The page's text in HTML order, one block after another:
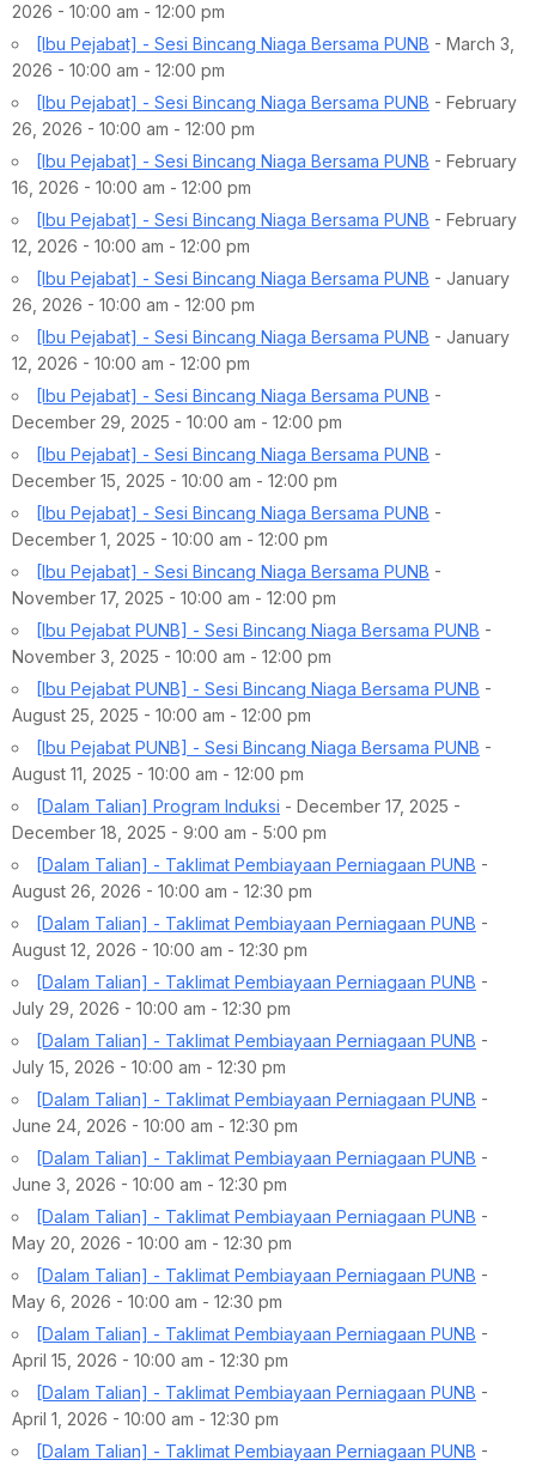
2026 - 10:00 am - 12:00 pm
[Ibu Pejabat] - Sesi Bincang Niaga Bersama PUNB - March 3,
2026 - 10:00 am - 12:00 pm
[Ibu Pejabat] - Sesi Bincang Niaga Bersama PUNB - February
26, 2026 - 10:00 am - 12:00 pm
[Ibu Pejabat] - Sesi Bincang Niaga Bersama PUNB - February
16, 2026 - 10:00 am - 12:00 pm
[Ibu Pejabat] - Sesi Bincang Niaga Bersama PUNB - February
12, 2026 - 10:00 am - 12:00 pm
[Ibu Pejabat] - Sesi Bincang Niaga Bersama PUNB - January
26, 2026 - 10:00 am - 12:00 pm
[Ibu Pejabat] - Sesi Bincang Niaga Bersama PUNB - January
12, 2026 - 10:00 am - 12:00 pm
[Ibu Pejabat] - Sesi Bincang Niaga Bersama PUNB -
December 29, 2025 - 10:00 am - 12:00 pm
[Ibu Pejabat] - Sesi Bincang Niaga Bersama PUNB -
December 15, 2025 - 10:00 am - 12:00 pm
[Ibu Pejabat] - Sesi Bincang Niaga Bersama PUNB -
December 1, 2025 - 10:00 am - 12:00 pm
[Ibu Pejabat] - Sesi Bincang Niaga Bersama PUNB -
November 17, 2025 - 10:00 am - 12:00 pm
[Ibu Pejabat PUNB] - Sesi Bincang Niaga Bersama PUNB -
November 3, 2025 - 10:00 am - 12:00 pm
[Ibu Pejabat PUNB] - Sesi Bincang Niaga Bersama PUNB -
August 25, 2025 - 10:00 am - 12:00 pm
[Ibu Pejabat PUNB] - Sesi Bincang Niaga Bersama PUNB -
August 11, 2025 - 10:00 am - 12:00 pm
[Dalam Talian] Program Induksi - December 17, 2025 -
December 18, 2025 - 9:00 am - 5:00 pm
[Dalam Talian] - Taklimat Pembiayaan Perniagaan PUNB -
August 26, 2026 - 10:00 am - 12:30 pm
[Dalam Talian] - Taklimat Pembiayaan Perniagaan PUNB -
August 12, 2026 - 10:00 am - 12:30 pm
[Dalam Talian] - Taklimat Pembiayaan Perniagaan PUNB -
July 29, 2026 - 10:00 am - 12:30 pm
[Dalam Talian] - Taklimat Pembiayaan Perniagaan PUNB -
July 15, 2026 - 10:00 am - 12:30 pm
[Dalam Talian] - Taklimat Pembiayaan Perniagaan PUNB -
June 24, 2026 - 10:00 am - 12:30 pm
[Dalam Talian] - Taklimat Pembiayaan Perniagaan PUNB -
June 3, 2026 - 10:00 am - 12:30 pm
[Dalam Talian] - Taklimat Pembiayaan Perniagaan PUNB -
May 20, 2026 - 10:00 am - 12:30 pm
[Dalam Talian] - Taklimat Pembiayaan Perniagaan PUNB -
May 6, 2026 - 10:00 am - 12:30 pm
[Dalam Talian] - Taklimat Pembiayaan Perniagaan PUNB -
April 15, 2026 - 10:00 am - 12:30 pm
[Dalam Talian] - Taklimat Pembiayaan Perniagaan PUNB -
April 1, 2026 - 10:00 am - 12:30 pm
[Dalam Talian] - Taklimat Pembiayaan Perniagaan PUNB -